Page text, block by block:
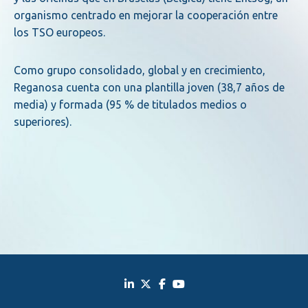
organismo centrado en mejorar la cooperación entre
los TSO europeos.
Como grupo consolidado, global y en crecimiento,
Reganosa cuenta con una plantilla joven (38,7 años de
media) y formada (95 % de titulados medios o
superiores).